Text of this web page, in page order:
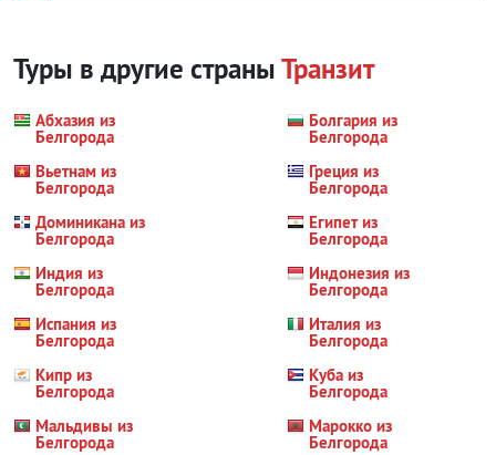
Туры в другие страныТранзит
Абхазия из
Белгорода
Болгария из
Белгорода
Вьетнам из
Белгорода
Греция из
Белгорода
Доминикана из
Белгорода
Египет из
Белгорода
Индия из
Белгорода
Индонезия из
Белгорода
Испания из
Белгорода
Италия из
Белгорода
Кипр из
Белгорода
Куба из
Белгорода
Мальдивы из
Белгорода
Марокко из
Белгорода